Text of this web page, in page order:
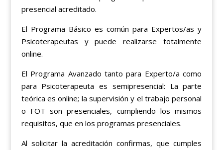
presencial acreditado.
El Programa Básico es común para Expertos/as y
Psicoterapeutas y puede realizarse totalmente
online.
El Programa Avanzado tanto para Experto/a como
para Psicoterapeuta es semipresencial: La parte
teórica es online; la supervisión y el trabajo personal
o FOT son presenciales, cumpliendo los mismos
requisitos, que en los programas presenciales.
Al solicitar la acreditación confirmas, que cumples